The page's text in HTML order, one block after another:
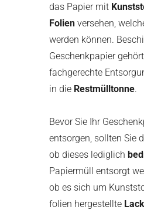
das Papier mit
Folien versehen,
werden können.
Geschenkpapier
fachgerechte
in die Restmülltonne.
Bevor Sie Ihr
entsorgen, sollten Sie
ob dieses lediglich
Papiermüll entsorgt
ob es sich um
folien hergestellte